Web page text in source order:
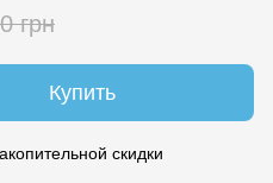
грн
Купить
скидки